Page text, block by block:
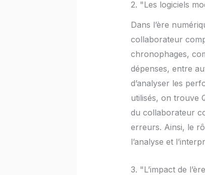
2. "Les logiciels
Dans l’ère
collaborateur
chronophages,
dépenses, entre
d’analyser les
utilisés, on trouve
du collaborateur
erreurs. Ainsi, le
l’analyse et
3. "L’impact de